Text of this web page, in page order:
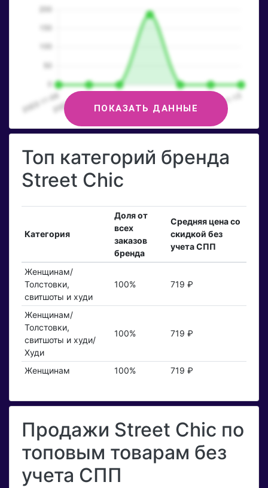
ПОКАЗАТЬ ДАННЫЕ
Топ категорий бренда
Street Chic
Категория
Доля от
всех
заказов
бренда
Средняя цена со
скидкой без
учета СПП
Женщинам/
Толстовки,
свитшоты и худи
100% 719 ₽
Женщинам/
Толстовки,
свитшоты и худи/
Худи
100% 719 ₽
Женщинам 100% 719 ₽
Продажи Street Chic по
топовым товарам без
учета СПП